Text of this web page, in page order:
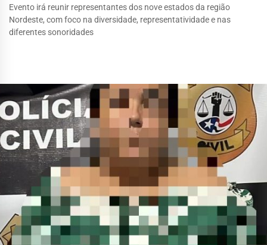
Evento irá reunir representantes dos nove estados da região
Nordeste, com foco na diversidade, representatividade e nas
diferentes sonoridades